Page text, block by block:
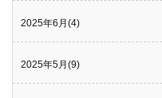
2025年6月(4)
2025年5月(9)